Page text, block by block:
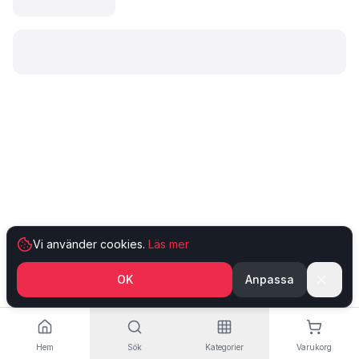
Hem Sök Kategorier Varukorg
Vi använder cookies. Läs mer
OK Anpassa